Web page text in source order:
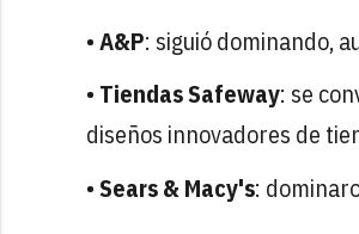
•A&P: siguió dominando,
• Tiendas Safeway: se
diseños innovadores de
•Sears & Macy's: